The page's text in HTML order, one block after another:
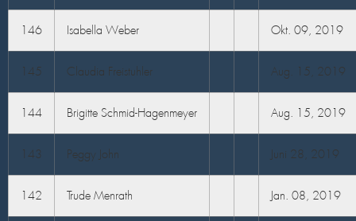
146 Isabella Weber Okt. 09, 2019
145 Claudia Freistuhler Aug. 15, 2019
144 Brigitte Schmid-Hagenmeyer Aug. 15, 2019
143 Peggy John Juni 28, 2019
142 Trude Menrath Jan. 08, 2019